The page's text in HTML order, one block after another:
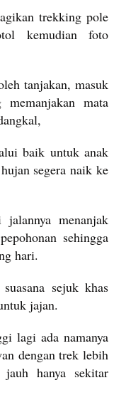
trekking pole
kemudian foto
tanjakan, masuk
mata
baik untuk anak
segera naik ke
menanjak
sehingga
hari.
sejuk khas
jajan.
lagi ada namanya
dengan trek lebih
hanya sekitar